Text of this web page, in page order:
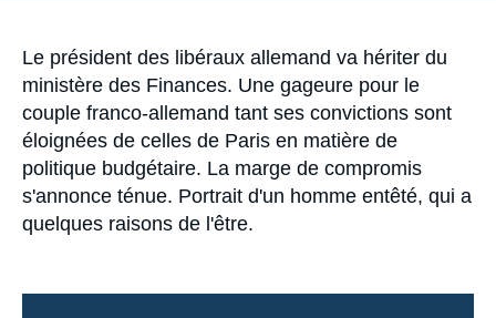
Accroche
Le président des libéraux allemand va hériter du
ministère des Finances. Une gageure pour le
couple franco-allemand tant ses convictions sont
éloignées de celles de Paris en matière de
politique budgétaire. La marge de compromis
s'annonce ténue. Portrait d'un homme entêté, qui a
quelques raisons de l'être.